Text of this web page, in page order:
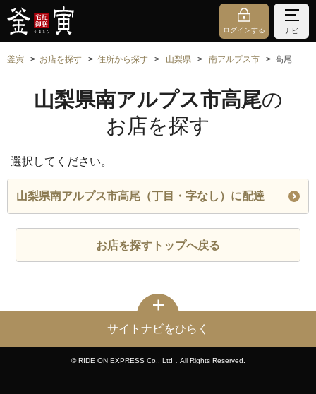
ログインする ナビ
釜寅 お店を探す 住所から探す 山梨県 南アルプス市 高尾
山梨県南アルプス市高尾の
お店を探す
選択してください。
山梨県南アルプス市高尾（丁目・字なし）に配達
お店を探すトップへ戻る
サイトナビをひらく
© RIDE ON EXPRESS Co., Ltd．All Rights Reserved.